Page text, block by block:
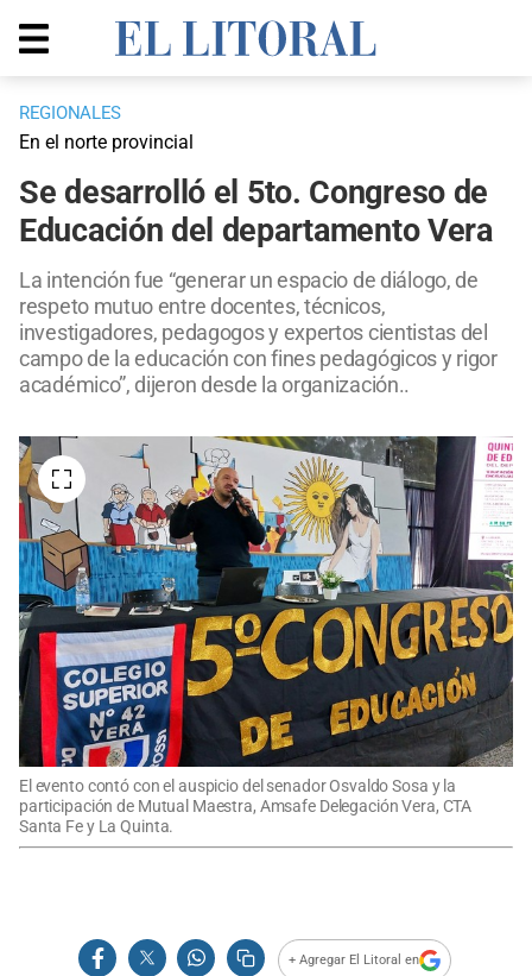
REGIONALES
En el norte provincial
Se desarrolló el 5to. Congreso de
Educación del departamento Vera
La intención fue “generar un espacio de diálogo, de
respeto mutuo entre docentes, técnicos,
investigadores, pedagogos y expertos cientistas del
campo de la educación con fines pedagógicos y rigor
académico”, dijeron desde la organización..
El evento contó con el auspicio del senador Osvaldo Sosa y la
participación de Mutual Maestra, Amsafe Delegación Vera, CTA
Santa Fe y La Quinta.
+ Agregar El Litoral en